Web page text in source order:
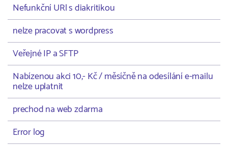
Nefunkční URl s diakritikou
nelze pracovat s wordpress
Veřejné IP a SFTP
Nabízenou akci 10,- Kč / měsíčně na odesílání e-mailu
nelze uplatnit
prechod na web zdarma
Error log